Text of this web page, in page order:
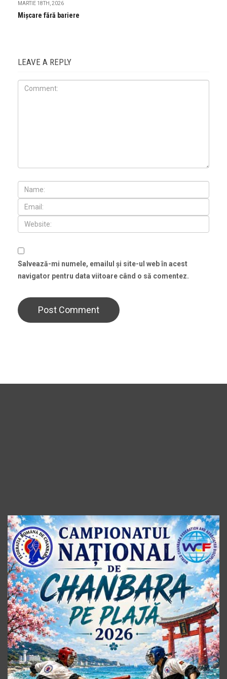
MARTIE 18TH, 2026
Mișcare fără bariere
LEAVE A REPLY
Salvează-mi numele, emailul și site-ul web în acest
navigator pentru data viitoare când o să comentez.